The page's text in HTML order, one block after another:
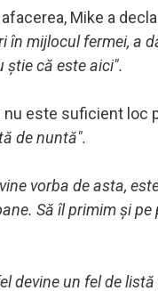
Mike a
în mijlocul fermei, a
știe că este aici".
este suficient loc
de nuntă".
vorba de asta,
Să îl primim șipe
devine un fel de